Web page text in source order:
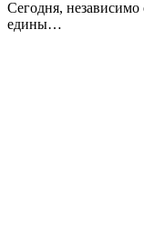
Сегодня, независимо
едины…